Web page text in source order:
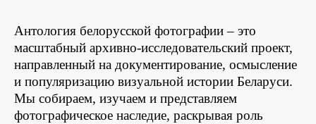
Антология белорусской фотографии – это
масштабный архивно-исследовательский проект,
направленный на документирование, осмысление
и популяризацию визуальной истории Беларуси.
Мы собираем, изучаем и представляем
фотографическое наследие, раскрывая роль